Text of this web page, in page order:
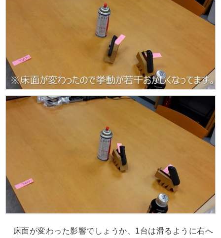
床面が変わった影響でしょうか、1台は滑るように右へ